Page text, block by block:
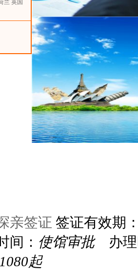
兰 英国
亲签证 签证有效期
间： 使馆审批办理
1080起